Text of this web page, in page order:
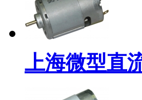
上海微型直